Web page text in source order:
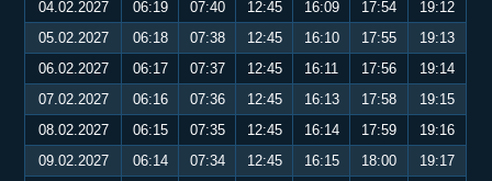
04.02.2027
06:19 07:40 12:45 16:09 17:54
19:12
05.02.2027
06:18 07:38 12:45 16:10 17:55
19:13
06.02.2027
06:17 07:37 12:45 16:11 17:56
19:14
07.02.2027
06:16 07:36 12:45 16:13 17:58
19:15
08.02.2027
06:15 07:35 12:45 16:14 17:59
19:16
09.02.2027
06:14 07:34 12:45 16:15 18:00
19:17